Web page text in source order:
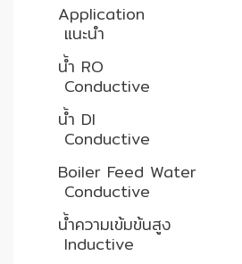
Application
แนะนำ
น้ำ RO
Conductive
น้ำ DI
Conductive
Boiler Feed Water
Conductive
น้ำความเข้มข้นสูง
Inductive